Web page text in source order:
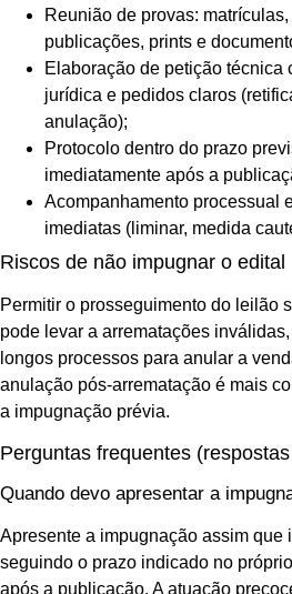
Reunião de provas:
publicações, prints e
Elaboração de petição técnica
jurídica e pedidos claros
anulação);
Protocolo dentro do prazo
imediatamente após a
Acompanhamento processual
imediatas (liminar, medida
Riscos de não impugnar o edital
Permitir o prosseguimento do leilão
pode levar a arrematações
longos processos para anular a
anulação pós-arrematação é mais
a impugnação prévia.
Perguntas frequentes
Quando devo apresentar a
Apresente a impugnação assim que
seguindo o prazo indicado no
após a publicação. A atuação